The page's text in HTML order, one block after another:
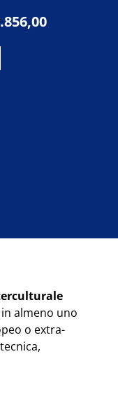
Il
almeno uno
o extra-